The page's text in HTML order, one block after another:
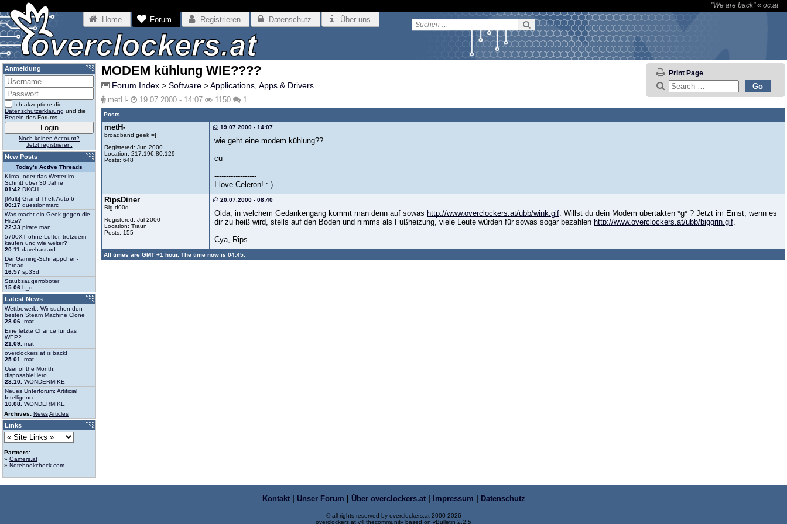
"We are back"« oc.at
Home Forum Registrieren Datenschutz Über uns
MODEM kühlung WIE???? Print Page
Forum Index > Software >Applications, Apps & Drivers
metH- 19.07.2000 - 14:07 1150 1
Posts
metH-
broadband geek =]
Registered: Jun 2000
Location: 217.196.80.129
Posts: 648
19.07.2000 - 14:07
wie geht eine modem kühlung??
cu
------------------
I love Celeron! :-)
RipsDiner
Big d00d
Registered: Jul 2000
Location: Traun
Posts: 155
20.07.2000 - 08:40
Oida, in welchem Gedankengang kommt man denn auf sowas http://www.overclockers.at/ubb/wink.gif . Willst du dein Modem übertakten *g* ? Jetzt im Ernst, wenn es
dir zu heiß wird, stells auf den Boden und nimms als Fußheizung, viele Leute würden für sowas sogar bezahlen http://www.overclockers.at/ubb/biggrin.gif
Cya, Rips
All times are GMT +1 hour. The time now is 04:45.
Anmeldung
Ich akzeptiere die
Datenschutzerklärung und die
Regeln des Forums.
Noch keinen Account?
Jetzt registrieren.
New Posts
Today's Active Threads
Klima, oder das Wetter im
Schnitt über 30 Jahre
01:42 DKCH
[Multi] Grand Theft Auto 6
00:17 questionmarc
Was macht ein Geek gegen die
Hitze?
22:33 pirate man
5700XT ohne Lüfter, trotzdem
kaufen und wie weiter?
20:11 davebastard
Der Gaming-Schnäppchen-
Thread
16:57 sp33d
Staubsaugerroboter
15:06 b_d
Latest News
Wettbewerb: Wir suchen den
besten Steam Machine Clone
28.06. mat
Eine letzte Chance für das
WEP?
21.09. mat
overclockers.at is back!
25.01.
mat
User of the Month:
disposableHero
28.10. WONDERMIKE
Neues Unterforum: Artificial
Intelligence
10.08. WONDERMIKE
Archives: NewsArticles
Links
Partners:
» Gamers.at
» Notebookcheck.com
Kontakt| Unser Forum | Über overclockers.at| Impressum | Datenschutz
© all rights reserved by overclockers.at 2000-2026
overclockers.at v4.thecommunity based on vBulletin 2.2.5